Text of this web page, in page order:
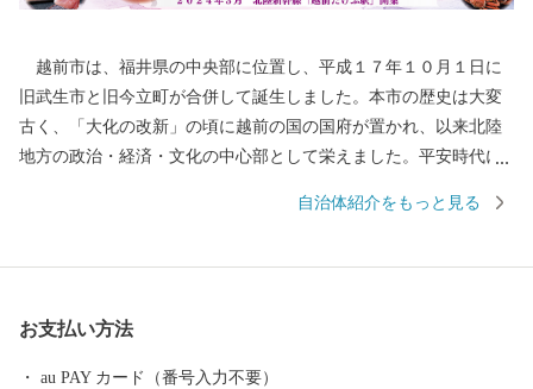
越前市は、福井県の中央部に位置し、平成１７年１０月１日に
旧武生市と旧今立町が合併して誕生しました。本市の歴史は大変
古く、「大化の改新」の頃に越前の国の国府が置かれ、以来北陸
地方の政治・経済・文化の中心部として栄えました。平安時代に
を離れ、多感な少女時代を過ごした地でもあります。 産業面で
て発展を続けています。 また、豊かな緑や清らかな水など、美
しい自然を誇る本市は、コウノトリをシンボルに「生きものと共
自治体紹介をもっと見る
お支払い方法
au PAY カード（番号入力不要）